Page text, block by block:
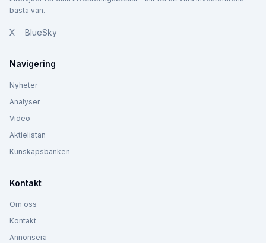
bästa vän.
X BlueSky
Navigering
Nyheter
Analyser
Video
Aktielistan
Kunskapsbanken
Kontakt
Om oss
Kontakt
Annonsera